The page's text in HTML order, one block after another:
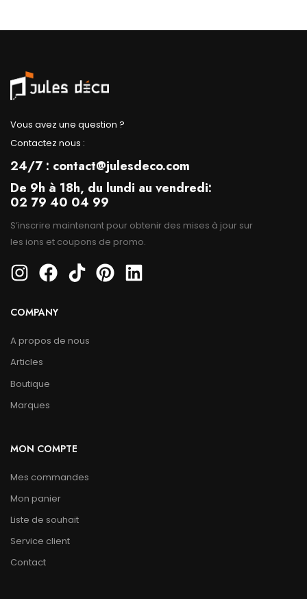
Vous avez une question ?
Contactez nous :
24/7 : contact@julesdeco.com
De 9h à 18h, du lundi au vendredi:
02 79 40 04 99
S’inscrire maintenant pour obtenir des mises à jour sur
les ions et coupons de promo.
COMPANY
A propos de nous
Articles
Boutique
Marques
MON COMPTE
Mes commandes
Mon panier
Liste de souhait
Service client
Contact